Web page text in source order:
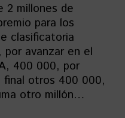
2 millones de
para los
clasificatoria
avanzar en el
400 000, por
otros 400 000,
otro millón…